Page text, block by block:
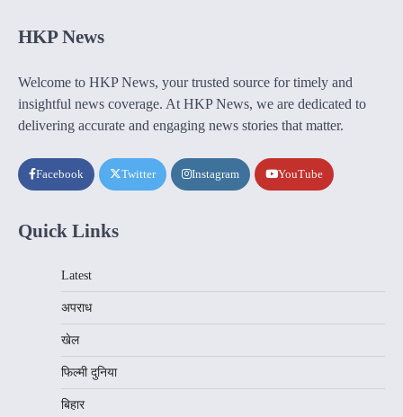
HKP News
Welcome to HKP News, your trusted source for timely and
insightful news coverage. At HKP News, we are dedicated to
delivering accurate and engaging news stories that matter.
Facebook Twitter Instagram YouTube
Quick Links
Latest
अपराध
खेल
फिल्मी दुनिया
बिहार